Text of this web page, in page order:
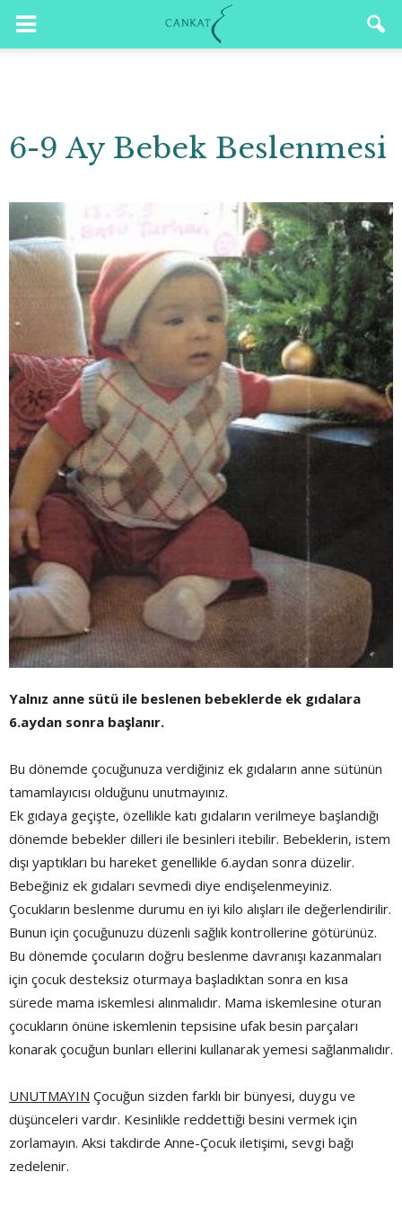
6-9 Ay Bebek Beslenmesi
Yalnız anne sütü ile beslenen bebeklerde ek gıdalara
6.aydan sonra başlanır.
Bu dönemde çocuğunuza verdiğiniz ek gıdaların anne sütünün
tamamlayıcısı olduğunu unutmayınız.
Ek gıdaya geçişte, özellikle katı gıdaların verilmeye başlandığı
dönemde bebekler dilleri ile besinleri itebilir. Bebeklerin, istem
dışı yaptıkları bu hareket genellikle 6.aydan sonra düzelir.
Bebeğiniz ek gıdaları sevmedi diye endişelenmeyiniz.
Çocukların beslenme durumu en iyi kilo alışları ile değerlendirilir.
Bunun için çocuğunuzu düzenli sağlık kontrollerine götürünüz.
Bu dönemde çocuların doğru beslenme davranışı kazanmaları
için çocuk desteksiz oturmaya başladıktan sonra en kısa
sürede mama iskemlesi alınmalıdır. Mama iskemlesine oturan
çocukların önüne iskemlenin tepsisine ufak besin parçaları
konarak çocuğun bunları ellerini kullanarak yemesi sağlanmalıdır.
UNUTMAYIN Çocuğun sizden farklı bir bünyesi, duygu ve
düşünceleri vardır. Kesinlikle reddettiği besini vermek için
zorlamayın. Aksi takdirde Anne-Çocuk iletişimi, sevgi bağı
zedelenir.